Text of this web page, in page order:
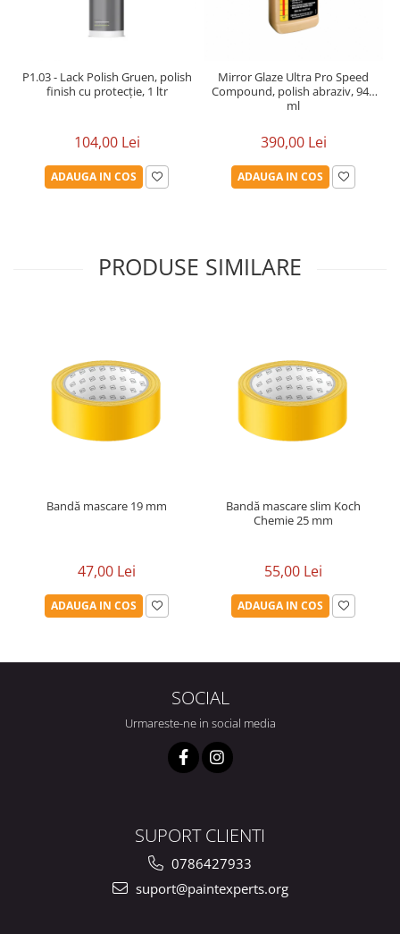
P1.03 - Lack Polish Gruen, polish
finish cu protecție, 1 ltr
104,00 Lei
ADAUGA IN COS
Mirror Glaze Ultra Pro Speed
Compound, polish abraziv, 946
ml
390,00 Lei
ADAUGA IN COS
PRODUSE SIMILARE
Bandă mascare 19 mm
47,00 Lei
ADAUGA IN COS
Bandă mascare slim Koch
Chemie 25 mm
55,00 Lei
ADAUGA IN COS
SOCIAL
Urmareste-ne in social media
SUPORT CLIENTI
0786427933
suport@paintexperts.org